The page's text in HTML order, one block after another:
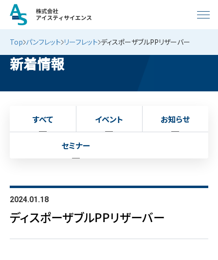
Top パンフレット リーフレット ディスポーザブルPPリザーバー
新着情報
すべて イベント お知らせ
セミナー
2024.01.18
ディスポーザブルPPリザーバー